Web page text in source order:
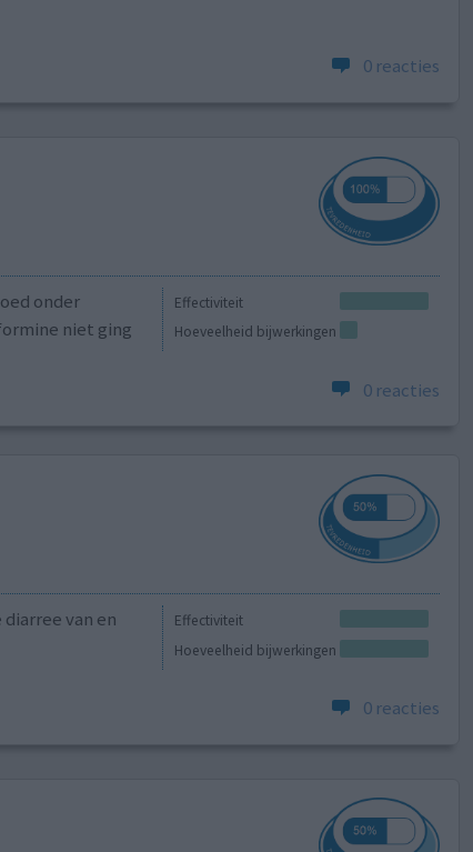
0 reacties
Effectiviteit
Hoeveelheid bijwerkingen
onder
niet ging
0 reacties
Effectiviteit
Hoeveelheid bijwerkingen
diarree van en
0 reacties